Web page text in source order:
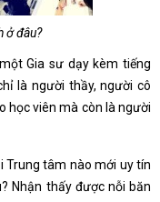
ở đâu?
Gia sư dạy kèm tiếng
là người thầy, người cô
học viên mà còn là người
Trung tâm nào mới uy tín
Nhận thấy được nỗi băn